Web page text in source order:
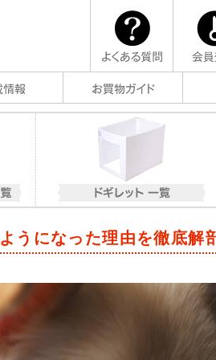
うになった理由を徹底解